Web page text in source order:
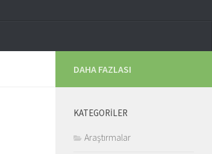
DAHA FAZLASI
KATEGORILER
Araştırmalar